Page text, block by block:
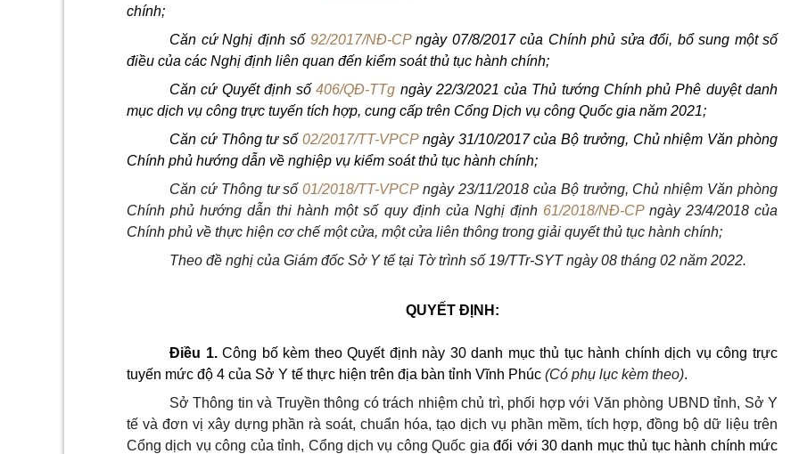
chính;
Căn cứNghị định số 92/2017/NĐ-CPngày 07/8/2017 của Chính phủ sửa đổi, bổ sung một số
điều của các Nghị định liên quan đến kiểm soát thủ tục hành chính;
Căn cứ Quyết định số406/QĐ-TTg ngày 22/3/2021 của Thủ tướng Chính phủ Phê duyệt danh
mục dịch vụ công trực tuyến tích hợp, cung cấp trên Cổng Dịch vụ công Quốc gia năm 2021;
Căn cứ Thông tư số 02/2017/TT-VPCPngày 31/10/2017 của Bộ trưởng, Chủ nhiệm Văn phòng
Chính phủ hướng dẫn về nghiệp vụ kiểm soát thủ tục hành chính;
Căn cứ Thông tư số01/2018/TT-VPCPngày 23/11/2018 của Bộ trưởng, Chủ nhiệm Văn phòng
Chính phủ hướng dẫn thi hành một số quy định của Nghị định 61/2018/NĐ-CPngày 23/4/2018 của
Chính phủ về thực hiện cơ chế một cửa, một cửa liên thông trong giải quyết thủ tục hành chính;
Theo đề nghị của Giám đốc Sở Y tế tại Tờ trình số 19/TTr-SYT ngày 08 tháng 02 năm 2022.
QUYẾT ĐỊNH:
Điều 1.Công bố kèm theo Quyết định này 30 danh mục thủ tục hành chính dịch vụ công trực
tuyến mức độ 4 của Sở Y tế thực hiện trên địa bàn tỉnh Vĩnh Phúc (Có phụ lục kèm theo).
Sở Thông tin và Truyền thông có trách nhiệm chủ trì, phối hợp với Văn phòng UBND tỉnh, Sở Y
tế và đơn vị xây dựng phần rà soát, chuẩn hóa, tạo dịch vụ phần mềm, tích hợp, đồng bộ dữ liệu trên
Cổng dịch vụ công của tỉnh, Cổng dịch vụ công Quốc giađối với 30 danh mục thủ tục hành chính mức